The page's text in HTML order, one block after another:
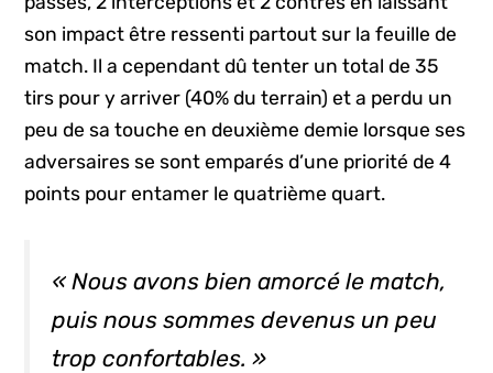
son impact être ressenti partout sur la feuille de
match. Il a cependant dû tenter un total de 35
tirs pour y arriver (40% du terrain) et a perdu un
peu de sa touche en deuxième demie lorsque ses
adversaires se sont emparés d’une priorité de 4
points pour entamer le quatrième quart.
« Nous avons bien amorcé le match,
puis nous sommes devenus un peu
trop confortables. »